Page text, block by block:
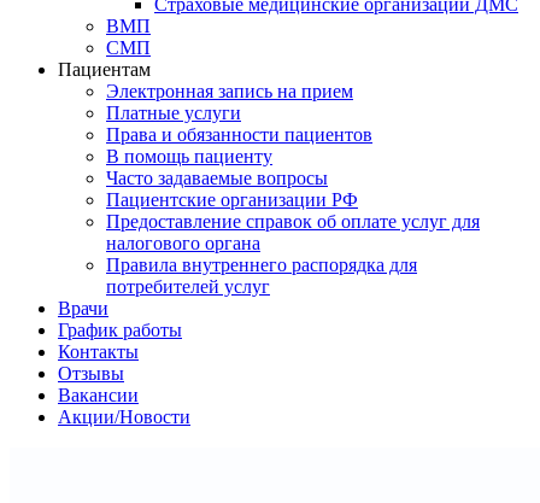
Страховые медицинские организации ДМС
ВМП
СМП
Пациентам
Электронная запись на прием
Платные услуги
Права и обязанности пациентов
В помощь пациенту
Часто задаваемые вопросы
Пациентские организации РФ
Предоставление справок об оплате услуг для
налогового органа
Правила внутреннего распорядка для
потребителей услуг
Врачи
График работы
Контакты
Отзывы
Вакансии
Акции/Новости